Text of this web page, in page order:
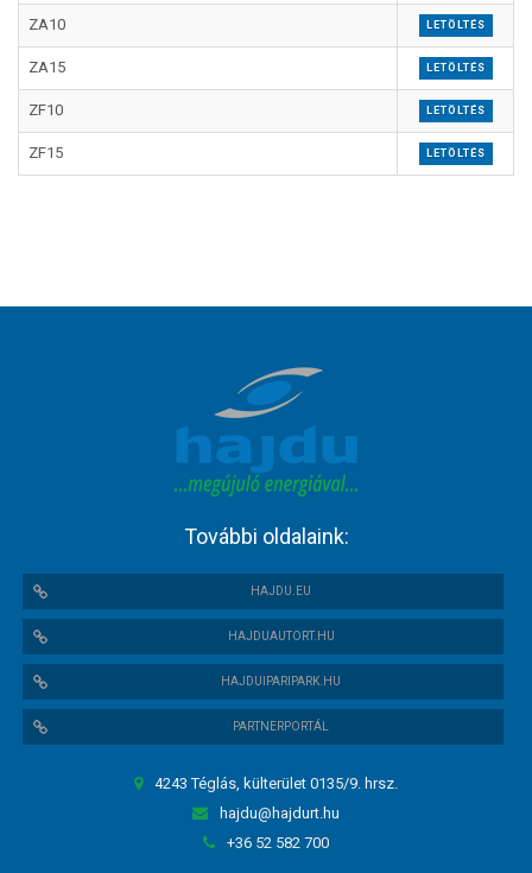
ZA10 LETÖLTÉS
ZA15 LETÖLTÉS
ZF10 LETÖLTÉS
ZF15 LETÖLTÉS
További oldalaink:
HAJDU.EU
HAJDUAUTORT.HU
HAJDUIPARIPARK.HU
PARTNERPORTÁL
4243 Téglás, külterület 0135/9. hrsz.
hajdu@hajdurt.hu
+36 52 582 700